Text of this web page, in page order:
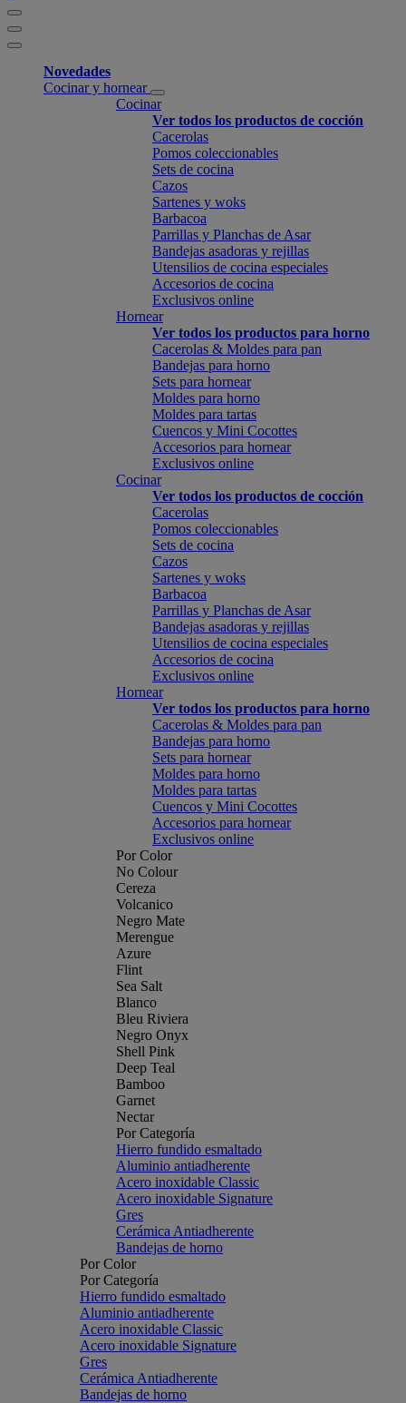
Novedades
Cocinar y hornear
Cocinar
Ver todos los productos de cocción
Cacerolas
Pomos coleccionables
Sets de cocina
Cazos
Sartenes y woks
Barbacoa
Parrillas y Planchas de Asar
Bandejas asadoras y rejillas
Utensilios de cocina especiales
Accesorios de cocina
Exclusivos online
Hornear
Ver todos los productos para horno
Cacerolas & Moldes para pan
Bandejas para horno
Sets para hornear
Moldes para horno
Moldes para tartas
Cuencos y Mini Cocottes
Accesorios para hornear
Exclusivos online
Cocinar
Ver todos los productos de cocción
Cacerolas
Pomos coleccionables
Sets de cocina
Cazos
Sartenes y woks
Barbacoa
Parrillas y Planchas de Asar
Bandejas asadoras y rejillas
Utensilios de cocina especiales
Accesorios de cocina
Exclusivos online
Hornear
Ver todos los productos para horno
Cacerolas & Moldes para pan
Bandejas para horno
Sets para hornear
Moldes para horno
Moldes para tartas
Cuencos y Mini Cocottes
Accesorios para hornear
Exclusivos online
Por Color
No Colour
Cereza
Volcanico
Negro Mate
Merengue
Azure
Flint
Sea Salt
Blanco
Bleu Riviera
Negro Onyx
Shell Pink
Deep Teal
Bamboo
Garnet
Nectar
Por Categoría
Hierro fundido esmaltado
Aluminio antiadherente
Acero inoxidable Classic
Acero inoxidable Signature
Gres
Cerámica Antiadherente
Bandejas de horno
Por Color
Por Categoría
Hierro fundido esmaltado
Aluminio antiadherente
Acero inoxidable Classic
Acero inoxidable Signature
Gres
Cerámica Antiadherente
Bandejas de horno